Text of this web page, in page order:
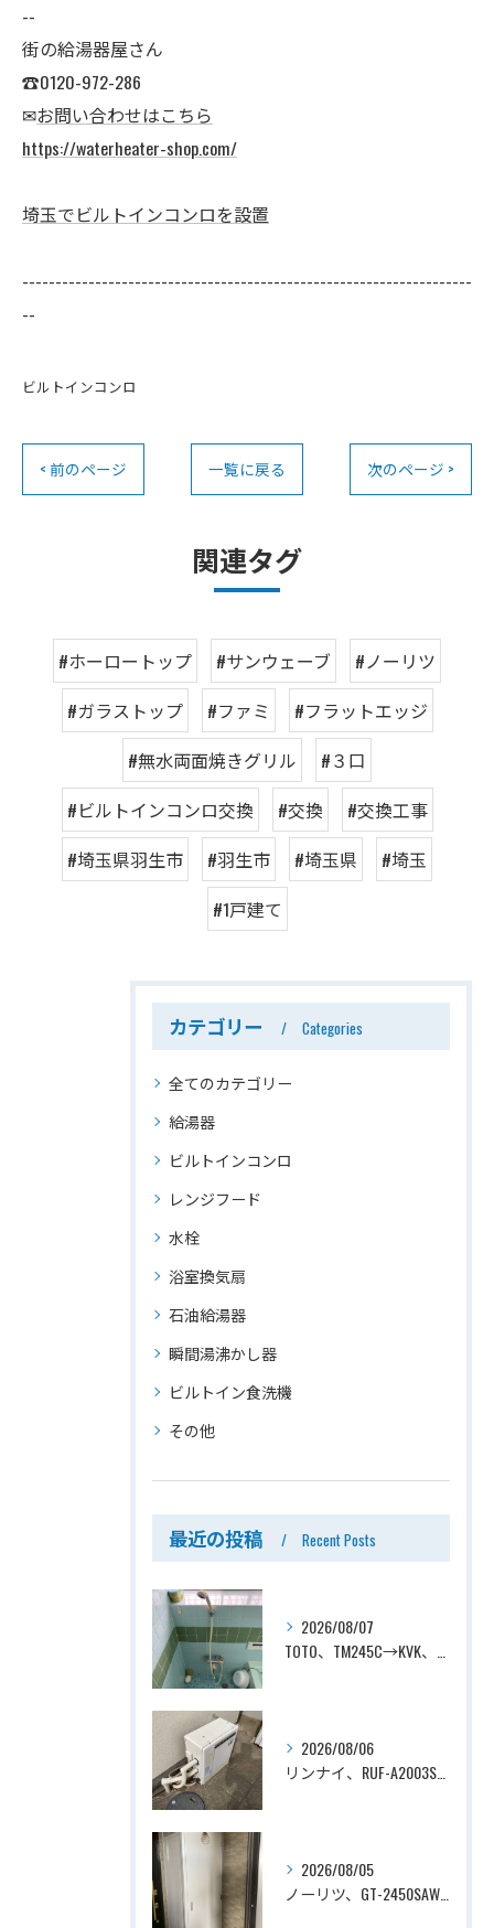
--
街の給湯器屋さん
☎0120-972-286
✉お問い合わせはこちら
https://waterheater-shop.com/
埼玉でビルトインコンロを設置
--------------------------------------------------------------------
--
ビルトインコンロ
< 前のページ 一覧に戻る 次のページ >
関連タグ
#ホーロートップ #サンウェーブ
#ノーリツ
#ガラストップ
#ファミ
#フラットエッジ
#無水両面焼きグリル
#３口
#ビルトインコンロ交換
#交換
#交換工事
#埼玉県羽生市
#羽生市 #埼玉県
#埼玉
#1戸建て
カテゴリー Categories
全てのカテゴリー
給湯器
ビルトインコンロ
レンジフード
水栓
浴室換気扇
石油給湯器
瞬間湯沸かし器
ビルトイン食洗機
その他
最近の投稿 Recent Posts
2026/08/07
2026/08/06
2026/08/05